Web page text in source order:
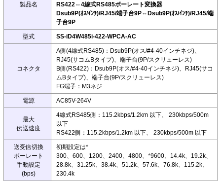
製品名
RS422⇔4線式RS485ボーレート変換器
Dsub9P(ｵｽ/ｲﾝﾁ)/RJ45/端子台9P⇔Dsub9P(ｵｽ/ｲﾝﾁ)/RJ45/端
子台9P
型式 SS-iD4W485i-422-WPCA-AC
コネクタ
A側(4線式RS485)：Dsub9P(オス/#4-40インチネジ)、
RJ45(サコムBタイプ)、端子台(9P/スクリューレス)
B側(RS422)：Dsub9P(オス/#4-40インチネジ)、RJ45(サコ
ムBタイプ)、端子台(9P/スクリューレス)
FG端子：M3ネジ
電源 AC85V-264V
最大
伝送速度
4線式RS485側：115.2kbps/1.2km 以下、 230kbps/500m
以下
RS422側：115.2kbps/1.2km 以下、 230kbps/500m 以下
送受信切換
ボーレート
手動設定
(bps)
初期設定は*
300、600、1200、2400、4800、*9600、14.4k、19.2k、
28.8k、31.25k、38.4k、51.2k、57.6k、76.8k、115.2k、
230.4k